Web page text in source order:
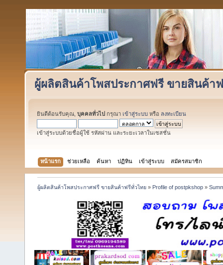
ผู้ผลิตสินค้าโพสประกาศฟรี ขายสินค้า
ยินดีต้อนรับคุณ, บุคคลทั่วไป กรุณา เข้าสู่ระบบ หรือ ลงทะเบียน
เข้าสู่ระบบด้วยชื่อผู้ใช้ รหัสผ่าน และระยะเวลาในเซสชั่น
หน้าแรก ช่วยเหลือ ค้นหา ปฏิทิน เข้าสู่ระบบ สมัครสมาชิก
ผู้ผลิตสินค้าโพสประกาศฟรี ขายสินค้าฟรีทั่วไทย » Profile of postpkshop »